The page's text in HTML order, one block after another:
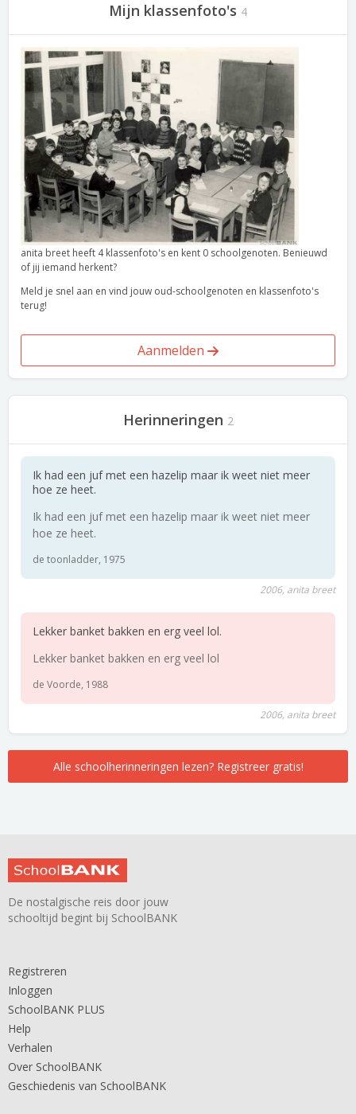
Mijn klassenfoto's 4
anita breet heeft 4 klassenfoto's en kent 0 schoolgenoten. Benieuwd
of jij iemand herkent?
Meld je snel aan en vind jouw oud-schoolgenoten en klassenfoto's
terug!
Aanmelden
Herinneringen 2
Ik had een juf met een hazelip maar ik weet niet meer
hoe ze heet.
Ik had een juf met een hazelip maar ik weet niet meer
hoe ze heet.
de toonladder, 1975
2006, anita breet
Lekker banket bakken en erg veel lol.
Lekker banket bakken en erg veel lol
de Voorde, 1988
2006, anita breet
Alle schoolherinneringen lezen? Registreer gratis!
De nostalgische reis door jouw
schooltijd begint bij SchoolBANK
Registreren
Inloggen
SchoolBANK PLUS
Help
Verhalen
Over SchoolBANK
Geschiedenis van SchoolBANK